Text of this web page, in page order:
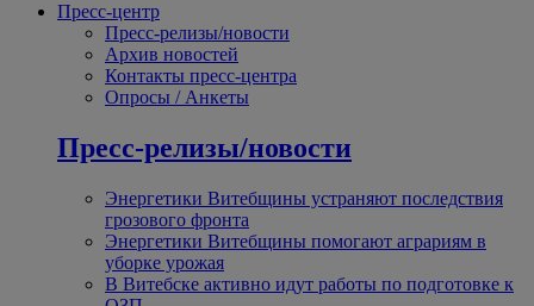
Пресс-центр
Пресс-релизы/новости
Архив новостей
Контакты пресс-центра
Опросы / Анкеты
Пресс-релизы/новости
Энергетики Витебщины устраняют последствия
грозового фронта
Энергетики Витебщины помогают аграриям в
уборке урожая
В Витебске активно идут работы по подготовке к